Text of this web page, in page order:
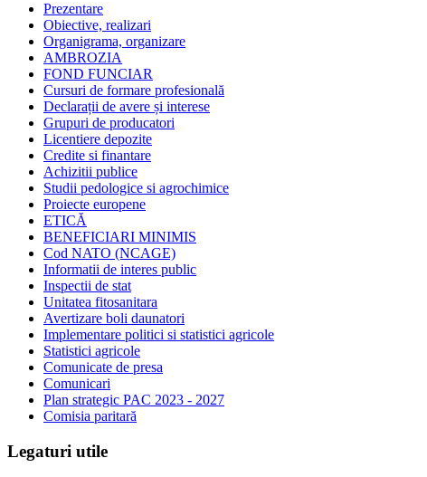
Prezentare
Obiective, realizari
Organigrama, organizare
AMBROZIA
FOND FUNCIAR
Cursuri de formare profesională
Declarații de avere și interese
Grupuri de producatori
Licentiere depozite
Credite si finantare
Achizitii publice
Studii pedologice si agrochimice
Proiecte europene
ETICĂ
BENEFICIARI MINIMIS
Cod NATO (NCAGE)
Informatii de interes public
Inspectii de stat
Unitatea fitosanitara
Avertizare boli daunatori
Implementare politici si statistici agricole
Statistici agricole
Comunicate de presa
Comunicari
Plan strategic PAC 2023 - 2027
Comisia paritară
Legaturi utile